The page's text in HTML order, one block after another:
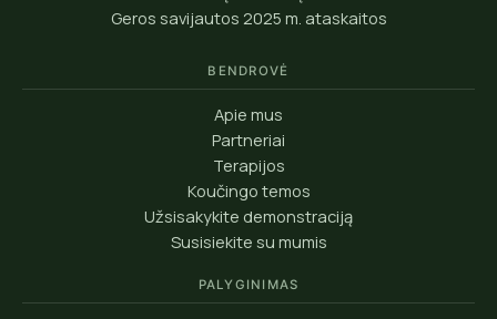
Geros savijautos 2025 m. ataskaitos
BENDROVĖ
Apie mus
Partneriai
Terapijos
Koučingo temos
Užsisakykite demonstraciją
Susisiekite su mumis
PALYGINIMAS